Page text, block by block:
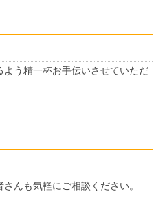
う精一杯お手伝いさせていただ
んも気軽にご相談ください。